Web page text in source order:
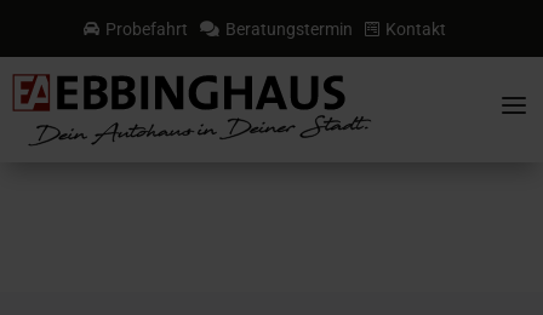
 Probefahrt  Beratungstermin  Kontakt
a